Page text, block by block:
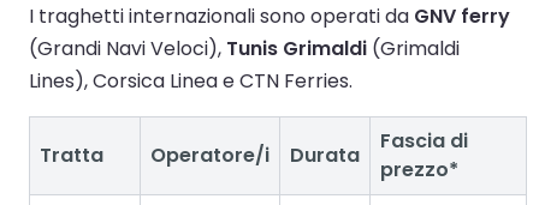
I traghetti internazionali sono operati da GNV ferry
(Grandi Navi Veloci), Tunis Grimaldi (Grimaldi
Lines), Corsica Linea e CTN Ferries.
Tratta Operatore/i Durata
Fascia di
prezzo*